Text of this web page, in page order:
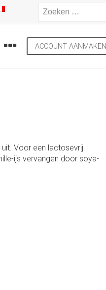
ACCOUNT AANMAKEN
Voor een lactosevrij
ijs vervangen door soya-